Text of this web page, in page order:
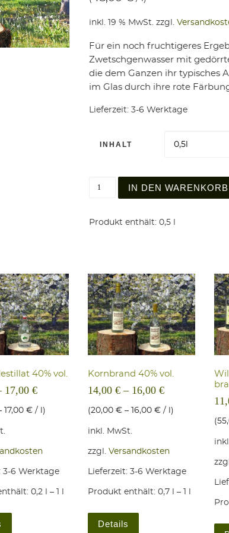
inkl. 19 % MwSt. zzgl.
Für ein noch fruchtigeres
Zwetschgenwasser mit
die dem Ganzen ihr typisches
im Glas durch ihre rote
Lieferzeit: 3-6 Werktage
INHALT
IN DEN WARENKORB
Produkt enthält: 0,5
40% vol.
17,00€
17,00€ / )
3-6 Werktage
0,2 – 1
Korn­brand 40% vol.
14,00 €– 16,00 €
(20,00 €– 16,00 €/ )
inkl. MwSt.
zzgl. Versandkosten
Lieferzeit: 3-6 Werktage
Produkt enthält: 0,7 – 1
Details
(